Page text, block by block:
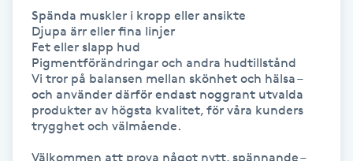
Hälsprickor
Idrottsmassage
Spända muskler i kropp eller ansikte
Djupa ärr eller fina linjer
Fet eller slapp hud
Pigmentförändringar och andra hudtillstånd
Vi tror på balansen mellan skönhet och hälsa –
och använder därför endast noggrant utvalda
produkter av högsta kvalitet, för våra kunders
trygghet och välmående.
Välkommen att prova något nytt, spännande –